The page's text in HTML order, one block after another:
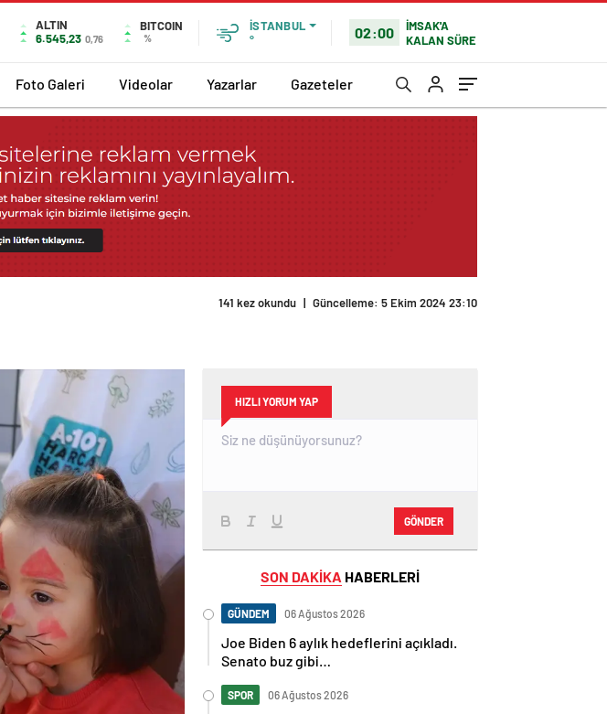
ALTIN
6.545,23 0,76
BITCOIN
%
İSTANBUL
°
02:00
İMSAK'A
KALAN SÜRE
Foto Galeri Videolar Yazarlar Gazeteler
HIZLI YORUM YAP
GÖNDER
SON DAKİKA HABERLERİ
GÜNDEM 06 Ağustos 2026
Joe Biden 6 aylık hedeflerini açıkladı.
Senato buz gibi…
SPOR 06 Ağustos 2026